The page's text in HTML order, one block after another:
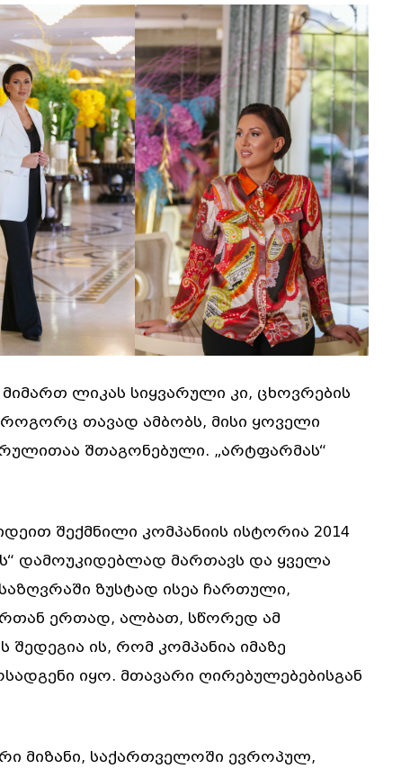
მიმართ ლიკას სიყვარული კი, ცხოვრების
თავად ამბობს, მისი ყოველი
შთაგონებული. „არტფარმას“
შექმნილი კომპანიის ისტორია 2014
დამოუკიდებლად მართავს და ყველა
ზუსტად ისეა ჩართული,
ერთად, ალბათ, სწორედ ამ
ის, რომ კომპანია იმაზე
იყო. მთავარი ღირებულებებისგან
მიზანი, საქართველოში ევროპულ,